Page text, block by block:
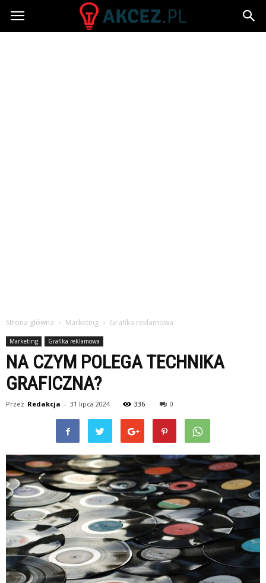
Akcez.pl
Strona główna Marketing Grafika reklamowa
Marketing Grafika reklamowa
NA CZYM POLEGA TECHNIKA
GRAFICZNA?
Przez Redakcja - 31 lipca 2024 336 0